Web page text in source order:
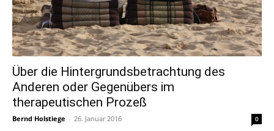
Über die Hintergrundsbetrachtung des
Anderen oder Gegenübers im
therapeutischen Prozeß
Bernd Holstiege - 26. Januar 2016 0